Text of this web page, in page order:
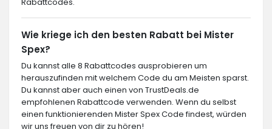
Wie kriege ich den besten Rabatt bei Mister
Spex?
Du kannst alle 8 Rabattcodes ausprobieren um
herauszufinden mit welchem Code du am Meisten sparst.
Du kannst aber auch einen von TrustDeals.de
empfohlenen Rabattcode verwenden. Wenn du selbst
einen funktionierenden Mister Spex Code findest, würden
wir uns freuen von dir zu hören!